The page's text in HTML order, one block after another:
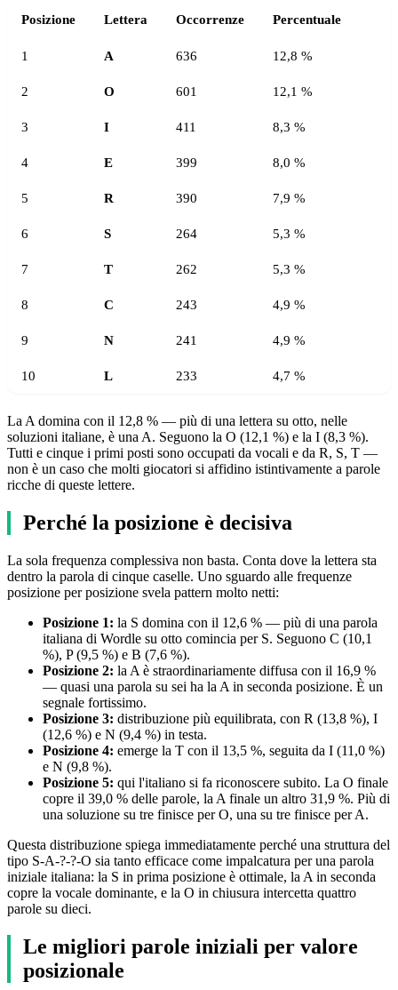
Posizione Lettera Occorrenze Percentuale
1 A 636 12,8 %
2 O 601 12,1 %
3 I 411 8,3 %
4 E 399 8,0 %
5 R 390 7,9 %
6 S 264 5,3 %
7 T 262 5,3 %
8 C 243 4,9 %
9 N 241 4,9 %
10 L 233 4,7 %
La A domina con il 12,8 % — più di una lettera su otto, nelle
soluzioni italiane, è una A. Seguono la O (12,1 %) e la I (8,3 %).
Tutti e cinque i primi posti sono occupati da vocali e da R, S, T —
non è un caso che molti giocatori si affidino istintivamente a parole
ricche di queste lettere.
Perché la posizione è decisiva
La sola frequenza complessiva non basta. Conta dove la lettera sta
dentro la parola di cinque caselle. Uno sguardo alle frequenze
posizione per posizione svela pattern molto netti:
Posizione 1: la S domina con il 12,6 % — più di una parola
italiana di Wordle su otto comincia per S. Seguono C (10,1
%), P (9,5 %) e B (7,6 %).
Posizione 2: la A è straordinariamente diffusa con il 16,9 %
— quasi una parola su sei ha la A in seconda posizione. È un
segnale fortissimo.
Posizione 3: distribuzione più equilibrata, con R (13,8 %), I
(12,6 %) e N (9,4 %) in testa.
Posizione 4: emerge la T con il 13,5 %, seguita da I (11,0 %)
e N (9,8 %).
Posizione 5: qui l'italiano si fa riconoscere subito. La O finale
copre il 39,0 % delle parole, la A finale un altro 31,9 %. Più di
una soluzione su tre finisce per O, una su tre finisce per A.
Questa distribuzione spiega immediatamente perché una struttura del
tipo S-A-?-?-O sia tanto efficace come impalcatura per una parola
iniziale italiana: la S in prima posizione è ottimale, la A in seconda
copre la vocale dominante, e la O in chiusura intercetta quattro
parole su dieci.
Le migliori parole iniziali per valore
posizionale